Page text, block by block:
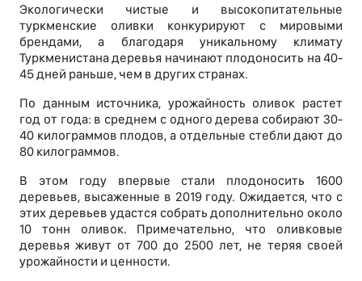
Экологически чистые и высокопитательные
туркменские оливки конкурируют с мировыми
брендами, а благодаря уникальному климату
Туркменистана деревья начинают плодоносить на 40-
45 дней раньше, чем в других странах.
По данным источника, урожайность оливок растет
год от года: в среднем с одного дерева собирают 30-
40 килограммов плодов, а отдельные стебли дают до
80 килограммов.
В этом году впервые стали плодоносить 1600
деревьев, высаженные в 2019 году. Ожидается, что с
этих деревьев удастся собрать дополнительно около
10 тонн оливок. Примечательно, что оливковые
деревья живут от 700 до 2500 лет, не теряя своей
урожайности и ценности.